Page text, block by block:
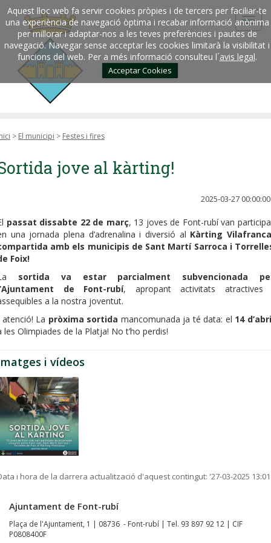
Aquest lloc web fa servir cookies pròpies i de tercers per faciliar-te
una experiència de navegació òptima i recabar informació anònima
per millorar i adaptar-nos a les teves preferències i pautes de
navegació. Navegar sense acceptar les cookies limitarà la visibilitat i
funcions del web. Per a més informació consulteu l´avis legal.
Acceptar Cookies
> El municipi > Festes i fires
jove al kàrting!
2025-03-27 00:00:00
passat dissabte 22 de març, 13 joves de Font-rubí van
una jornada plena d’adrenalina i diversió al Kàrting
amb els municipis de Sant Martí Sarroca i
Foix!
sortida va estar parcialment subvencionada
de Font-rubí, apropant activitats atractives
a la nostra joventut.
atenció! La pròxima sortida mancomunada ja té data: el 14
les Olimpiades de la Platja! No t’ho perdis!
i vídeos
i hora de la darrera actualització d'aquest contingut: '27-03-2025 13:01
Ajuntament de Font-rubí
Plaça de l'Ajuntament, 1 | 08736 - Font-rubí | Tel. 93 897 92 12 | CIF
P0808400F